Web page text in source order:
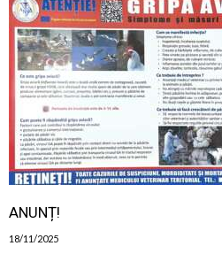
ANUNȚ!
18/11/2025